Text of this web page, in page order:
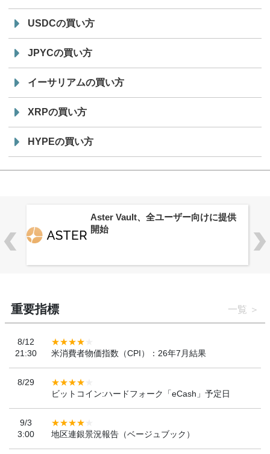
USDCの買い方
JPYCの買い方
イーサリアムの買い方
XRPの買い方
HYPEの買い方
Aster Vault、全ユーザー向けに提供
開始
重要指標 一覧
8/12
21:30
米消費者物価指数（CPI）：26年7月結果
8/29
ビットコイン:ハードフォーク「eCash」予定日
9/3
3:00
地区連銀景況報告（ベージュブック）